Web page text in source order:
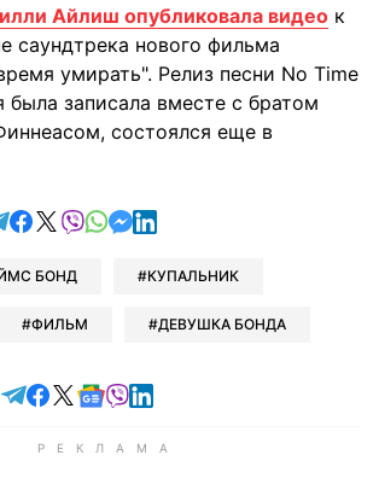
Айлиш опубликовала видео к
саундтрека нового фильма
умирать". Релиз песни No Time
была записала вместе с братом
состоялся еще в
отправить в Telegram
поделиться в Facebook
поделиться в X
отправить в Viber
отправить в Whatsapp
отправить в Messenger
отправить в LinkedIn
БОНД КУПАЛЬНИК
ФИЛЬМ ДЕВУШКА БОНДА
Читайте в Telegram
Читайте в Facebook
Читайте в X
Читайте в Google news
Читайте в Viber
Читайте в LinkedIn